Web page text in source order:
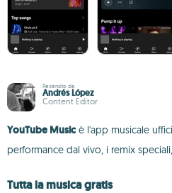
Recensito da
Andrés López
Content Editor
YouTube Music è l'app musicale
performance dal vivo, i remix
Tutta la musica gratis